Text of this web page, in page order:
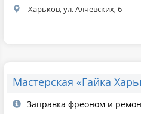
Харьков, ул. Алчевских, 6
Мастерская «Гайка
Заправка фреоном и